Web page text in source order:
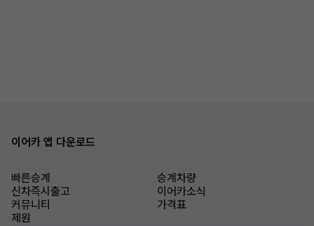
이어카 앱 다운로드
빠른승계
승계차량
신차즉시출고
이어카소식
커뮤니티
가격표
제원